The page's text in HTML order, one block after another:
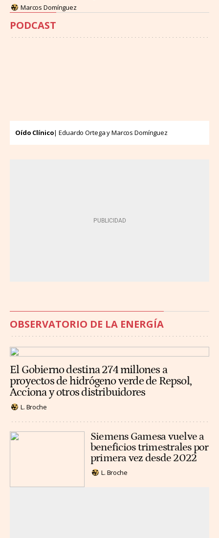
Marcos Domínguez
PODCAST
Oído Clínico| Eduardo Ortega y Marcos Domínguez
OBSERVATORIO DE LA ENERGÍA
El Gobierno destina 274 millones a
proyectos de hidrógeno verde de Repsol,
Acciona y otros distribuidores
L. Broche
Siemens Gamesa vuelve a
beneficios trimestrales por
primera vez desde 2022
L. Broche